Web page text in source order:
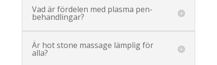
Vad är fördelen med plasma pen-
behandlingar?
Är hot stone massage lämplig för
alla?